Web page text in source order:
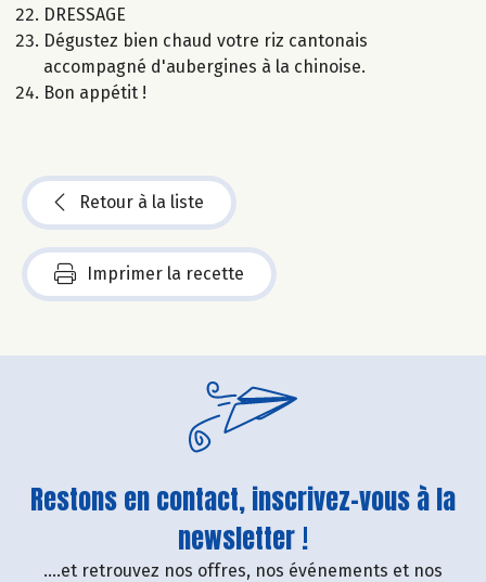
DRESSAGE
Dégustez bien chaud votre riz cantonais
accompagné d'aubergines à la chinoise.
Bon appétit !
Retour à la liste
Imprimer la recette
Restons en contact, inscrivez-vous à la
newsletter !
....et retrouvez nos offres, nos événements et nos